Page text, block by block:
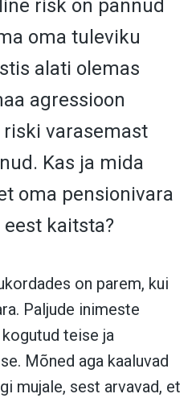
risk on pannud
oma tuleviku
alati olemas
agressioon
riski varasemast
Kas ja mida
oma pensionivara
kaitsta?
on parem, kui
Paljude inimeste
teise ja
Mõned aga kaaluvad
mujale, sest arvavad, et